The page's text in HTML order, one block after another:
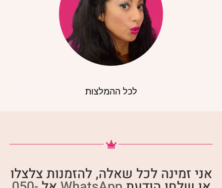
מרינה, אמא של יעל
לכל ההמלצות
אני זמינה לכל שאלה, להזמנות צלצלו